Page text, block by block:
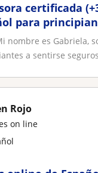
certificada
para
nombre es Gabriela,
a sentirse
Rojo
on line